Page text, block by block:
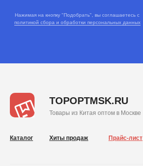
Нажимая на кнопку "Подобрать", вы соглашаетесь с
политикой сбора и обработки персональных данных
Каталог Хиты продаж Прайс-лист
TOPOPTMSK.RU
Товары из Китая оптом в Москве